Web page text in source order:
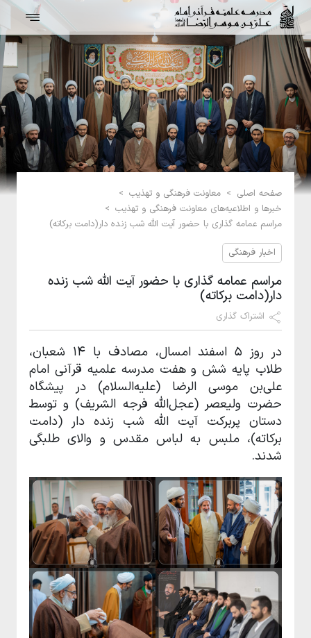
صفحه اصلی > معاونت فرهنگی و تهذیب >
خبرها و اطلاعیه‌های معاونت فرهنگی و تهذیب >
مراسم عمامه گذاری با حضور آیت الله شب زنده دار(دامت برکاته)
اخبار فرهنگی
مراسم عمامه گذاری با حضور آیت الله شب زنده
دار(دامت برکاته)
اشتراک گذاری
در روز 5 اسفند امسال، مصادف با 14 شعبان،
طلاب پایه شش و هفت مدرسه علمیه قرآنی امام
علی‌بن موسی الرضا (علیه‌السلام) در پیشگاه
حضرت ولیعصر (عجل‌الله فرجه الشریف) و توسط
دستان پربرکت آیت الله شب زنده دار (دامت
برکاته)، ملبس به لباس مقدس و والای طلبگی
شدند.